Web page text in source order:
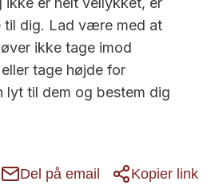
til dig. Lad være med at
ikke tage imod
tage højde for
lyt til dem og bestem dig
Del på email Kopier link